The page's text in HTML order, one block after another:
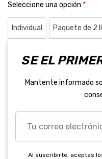
Seleccione una opción:*
Individual Paquete de 2
Inventario
Cantidad:
DISMINUIR CANTIDAD:
AUMENTAR
5 Clientes viendo este
SE EL
Mantente informado
correo
electrónico
Al suscribirte, aceptas